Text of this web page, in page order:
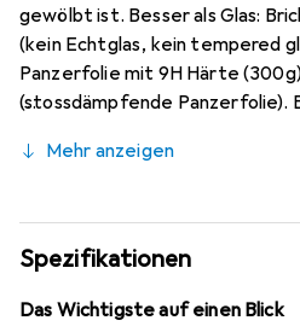
gewölbt ist. Besser als Glas:
(kein Echtglas, kein tempered
Panzerfolie mit 9H Härte
(stossdämpfende Panzerfolie).
Fotos), blasenfrei und jederzeit
entspiegelnd), ca. 0,2 mm
Fingerprint Beschichtung. 10
Markenprodukt made in Germany.
Mehr anzeigen
Spezifikationen
Das Wichtigste auf einen Blick